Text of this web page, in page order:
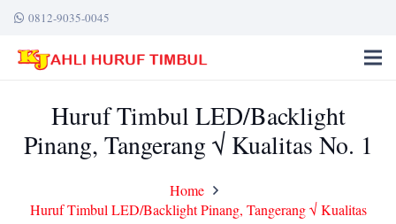
0812-9035-0045
Huruf Timbul LED/Backlight
Pinang, Tangerang √ Kualitas No. 1
Home
Huruf Timbul LED/Backlight Pinang, Tangerang √ Kualitas